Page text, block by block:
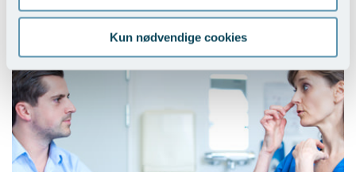
Kun nødvendige cookies
velkommen til at ringe på tlf. nummer: +45 8741 1111